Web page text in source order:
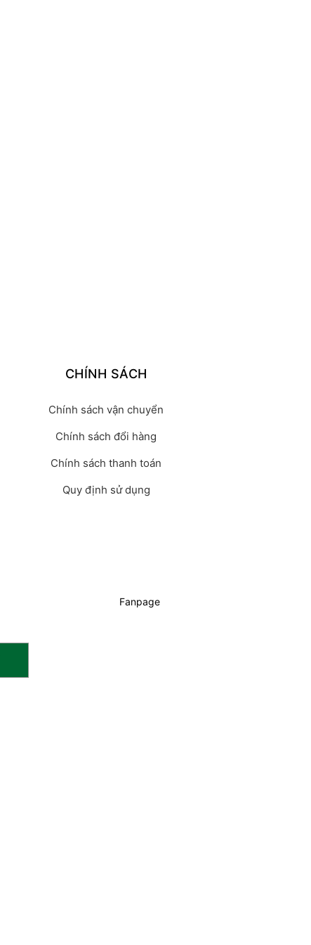
CHÍNH SÁCH
Chính sách vận chuyển
Chính sách đổi hàng
Chính sách thanh toán
Quy định sử dụng
Fanpage